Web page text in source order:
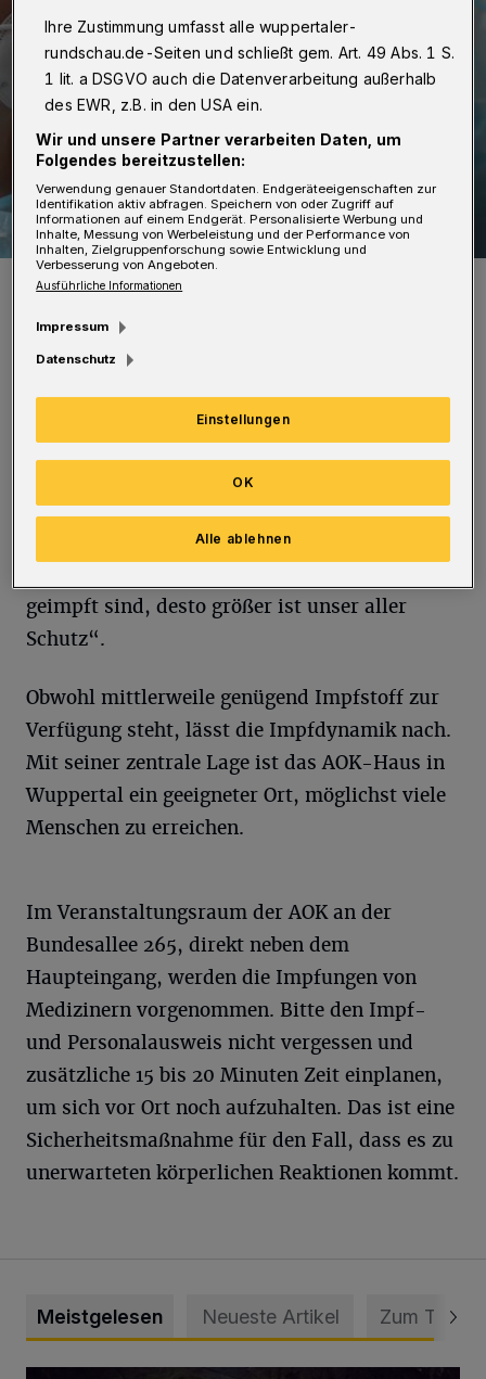
Symbolfoto.
„Wir freuen uns über jeden Impfwilligen -
Versicherte, Interessierte, Kolleginnen und
Kollegen, Freunde und Bekannte
gleichermaßen.“ sagt Susanne Tetzlaff, AOK-
geimpft sind, desto größer ist unser aller
Schutz“.
Obwohl mittlerweile genügend Impfstoff zur
Verfügung steht, lässt die Impfdynamik nach.
Mit seiner zentrale Lage ist das AOK-Haus in
Wuppertal ein geeigneter Ort, möglichst viele
Menschen zu erreichen.
Im Veranstaltungsraum der AOK an der
Bundesallee 265, direkt neben dem
Haupteingang, werden die Impfungen von
Medizinern vorgenommen. Bitte den Impf-
und Personalausweis nicht vergessen und
zusätzliche 15 bis 20 Minuten Zeit einplanen,
um sich vor Ort noch aufzuhalten. Das ist eine
Sicherheitsmaßnahme für den Fall, dass es zu
unerwarteten körperlichen Reaktionen kommt.
Meistgelesen Neueste Artikel Zum Thema
Ihre Zustimmung umfasst alle wuppertaler-
rundschau.de-Seiten und schließt gem. Art. 49 Abs. 1 S.
1 lit. a DSGVO auch die Datenverarbeitung außerhalb
des EWR, z.B. in den USA ein.
Wir und unsere Partner verarbeiten Daten, um
Folgendes bereitzustellen:
Verwendung genauer Standortdaten. Endgeräteeigenschaften zur
Identifikation aktiv abfragen. Speichern von oder Zugriff auf
Informationen auf einem Endgerät. Personalisierte Werbung und
Inhalte, Messung von Werbeleistung und der Performance von
Inhalten, Zielgruppenforschung sowie Entwicklung und
Verbesserung von Angeboten.
Ausführliche Informationen
Impressum
Datenschutz
Einstellungen
Alle ablehnen
OK